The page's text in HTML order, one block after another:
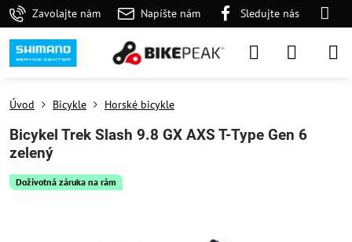
Zavolajte nám Napíšte nám Sledujte nás
Doživotná záruka na rám
Úvod Bicykle Horské bicykle
Bicykel Trek Slash 9.8 GX AXS T-Type Gen 6
zelený